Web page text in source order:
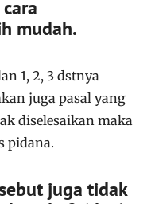
mudah.
1, 2, 3 dstnya
juga pasal yang
diselesaikan maka
pidana.
juga tidak